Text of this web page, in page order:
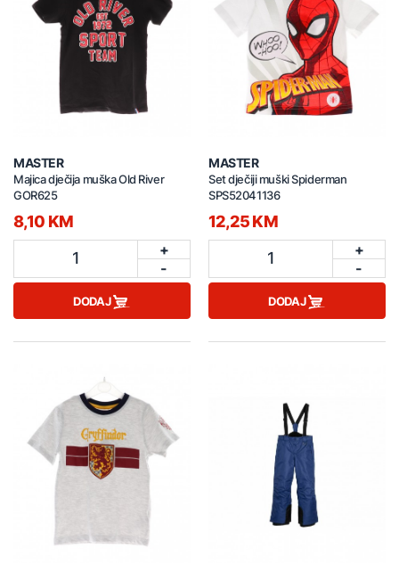
MASTER
Majica dječija muška Old River
GOR625
8,10 KM
1
+
-
DODAJ
MASTER
Set dječiji muški Spiderman
SPS52041136
12,25 KM
1
+
-
DODAJ